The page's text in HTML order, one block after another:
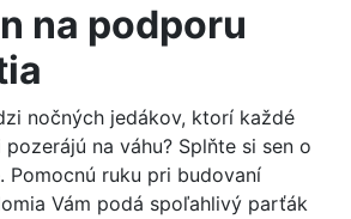
na podporu
nočných jedákov, ktorí každé
na váhu? Splňte si sen o
Pomocnú ruku pri budovaní
Vám podá spoľahlivý parťák